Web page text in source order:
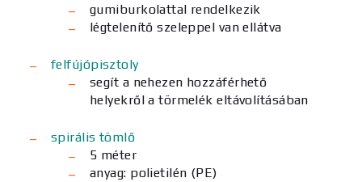
gumiburkolattal rendelkezik
légtelenítő szeleppel van ellátva
felfújópisztoly
segít a nehezen hozzáférhető
helyekről a törmelék eltávolításában
spirális tömlő
5 méter
anyag: polietilén (PE)